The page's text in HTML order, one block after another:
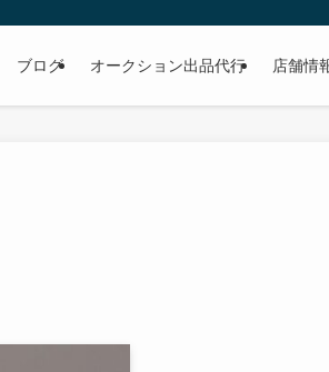
ーラーの外注作業もこなしています。出張対応
ブログ オークション出品代行 店舗情